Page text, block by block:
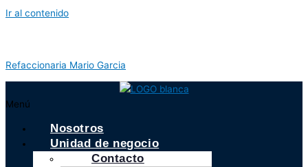
Ir al contenido
Refaccionaria Mario Garcia
Menú
Nosotros
Unidad de negocio
Contacto